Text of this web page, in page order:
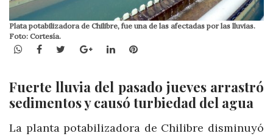
Plata potabilizadora de Chilibre, fue una de las afectadas por las lluvias.
Foto: Cortesía.
WhatsApp
Facebook
TwitterGoogle+LinkedInPinterest
Fuerte lluvia del pasado jueves arrastró
sedimentos y causó turbiedad del agua
La planta potabilizadora de Chilibre disminuyó